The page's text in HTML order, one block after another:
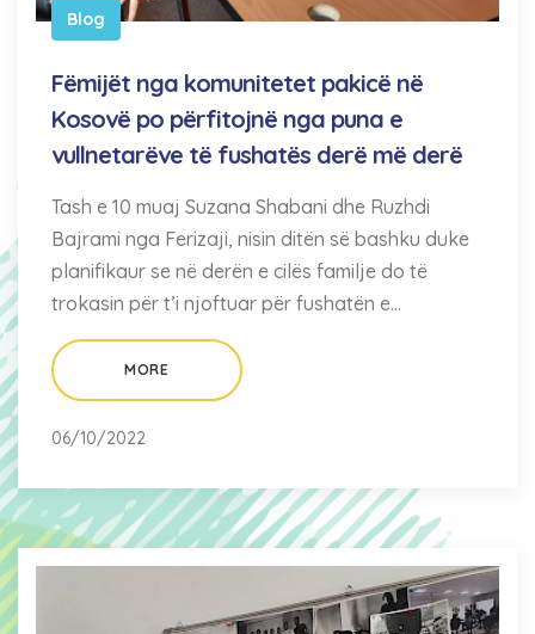
Blog
Fëmijët nga komunitetet pakicë në
Kosovë po përfitojnë nga puna e
vullnetarëve të fushatës derë më derë
Tash e 10 muaj Suzana Shabani dhe Ruzhdi
Bajrami nga Ferizaji, nisin ditën së bashku duke
planifikaur se në derën e cilës familje do të
trokasin për t’i njoftuar për fushatën e…
MORE
06/10/2022